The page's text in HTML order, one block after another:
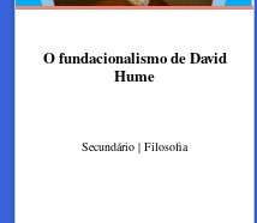
O fundacionalismo de David
Hume
Secundário | Filosofia